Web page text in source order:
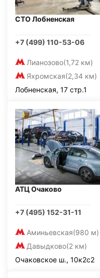
СТО Лобненская
+7 (499) 110-53-06
Лианозово(1,72 км)
Яхромская(2,34 км)
Лобненская, 17 стр.1
АТЦ Очаково
+7 (495) 152-31-11
Аминьевская(980 м)
Давыдково(2 км)
Очаковское ш., 10к2с2